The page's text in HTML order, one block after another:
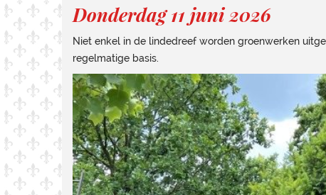
Donderdag 11 juni 2026
Niet enkel in de lindedreef worden groenwerken
regelmatige basis.